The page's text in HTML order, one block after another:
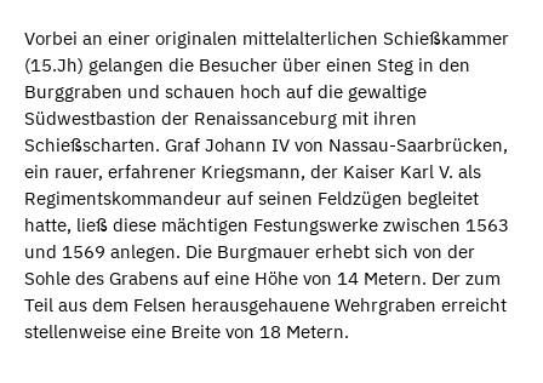
Vorbei an einer originalen mittelalterlichen Schießkammer
(15.Jh) gelangen die Besucher über einen Steg in den
Burggraben und schauen hoch auf die gewaltige
Südwestbastion der Renaissanceburg mit ihren
Schießscharten. Graf Johann IV von Nassau-Saarbrücken,
ein rauer, erfahrener Kriegsmann, der Kaiser Karl V. als
Regimentskommandeur auf seinen Feldzügen begleitet
hatte, ließ diese mächtigen Festungswerke zwischen 1563
und 1569 anlegen. Die Burgmauer erhebt sich von der
Sohle des Grabens auf eine Höhe von 14 Metern. Der zum
Teil aus dem Felsen herausgehauene Wehrgraben erreicht
stellenweise eine Breite von 18 Metern.